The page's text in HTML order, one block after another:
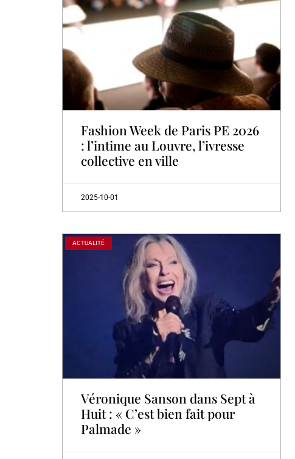
Fashion Week de Paris PE 2026
: l’intime au Louvre, l’ivresse
collective en ville
2025-10-01
ACTUALITÉ
Véronique Sanson dans Sept à
Huit : « C’est bien fait pour
Palmade »